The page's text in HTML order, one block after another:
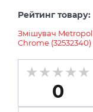
Рейтинг товару:
Змішувач
Chrome (32532340)
0